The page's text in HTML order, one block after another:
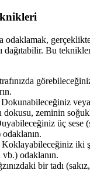
odaklamak,
dağıtabilir. Bu
Dokunabileceğiniz
dokusu, zeminin
üç sese
Koklayabileceğiniz iki
odaklanın.
bir tadı